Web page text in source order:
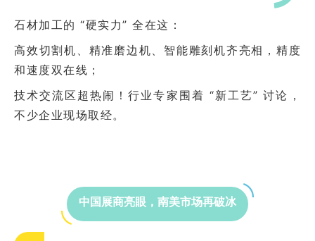
石材加工的 “硬实力” 全在这：
高效切割机、精准磨边机、智能雕刻机齐亮相，精度
和速度双在线；
技术交流区超热闹！行业专家围着 “新工艺” 讨论，
不少企业现场取经。
中国展商亮眼，南美市场再破冰